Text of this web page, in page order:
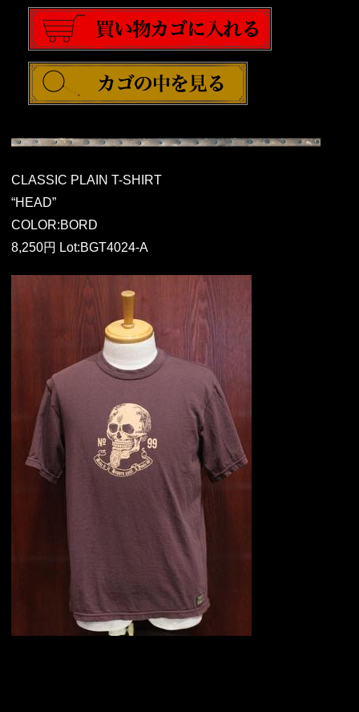
CLASSIC PLAIN T-SHIRT
“HEAD”
COLOR:BORD
8,250円 Lot:BGT4024-A